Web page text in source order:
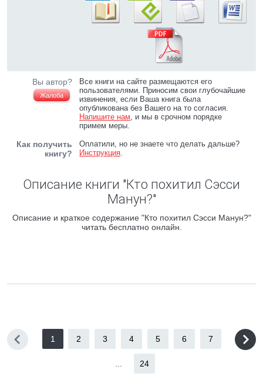
Вы автор?
Жалоба
Все книги на сайте размещаются его
пользователями. Приносим свои глубочайшие
извинения, если Ваша книга была
опубликована без Вашего на то согласия.
Напишите нам, и мы в срочном порядке
примем меры.
Как получить
книгу?
Оплатили, но не знаете что делать дальше?
Инструкция.
Описание книги "Кто похитил Сэсси
Манун?"
Описание и краткое содержание "Кто похитил Сэсси Манун?"
читать бесплатно онлайн.
1 2 3 4 5 6 7
24